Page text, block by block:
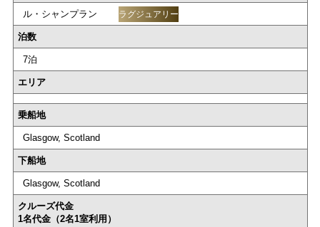
ル・シャンプラン ラグジュアリー
泊数
7泊
エリア
乗船地
Glasgow, Scotland
下船地
Glasgow, Scotland
クルーズ代金
1名代金（2名1室利用）